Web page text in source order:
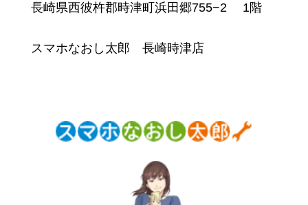
長崎県西彼杵郡時津町浜田郷755−2 1階
スマホなおし太郎 長崎時津店